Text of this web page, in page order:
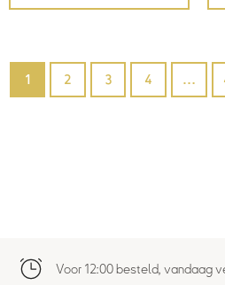
1 2 3 4 …
Voor 12:00 besteld, vandaag